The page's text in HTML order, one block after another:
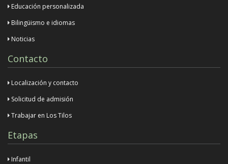
Educación personalizada
Bilingüismo e idiomas
Noticias
Contacto
Localización y contacto
Solicitud de admisión
Trabajar en Los Tilos
Etapas
Infantil